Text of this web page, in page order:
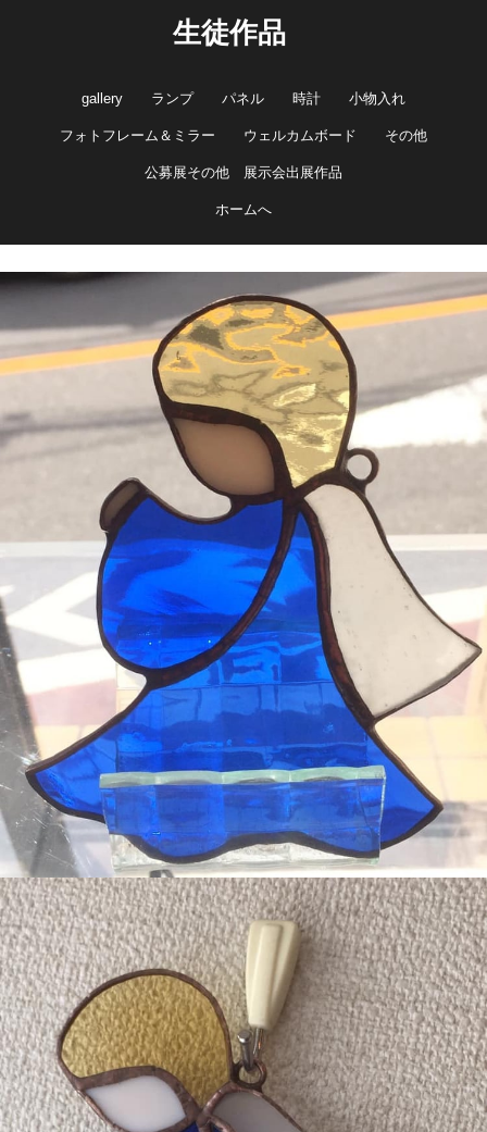
生徒作品
gallery ランプ パネル 時計 小物入れ
フォトフレーム＆ミラー ウェルカムボード その他
公募展その他 展示会出展作品
ホームへ